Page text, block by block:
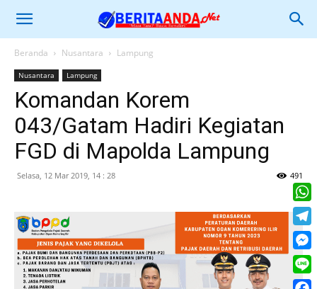
Beranda Nusantara Lampung
Nusantara Lampung
Komandan Korem
043/Gatam Hadiri Kegiatan
FGD di Mapolda Lampung
Selasa, 12 Mar 2019, 14 : 28 491
Line